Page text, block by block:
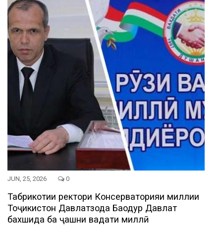
JUN, 25, 2026 0
Табрикотии ректори Консерваторияи миллии
Тоҷикистон Давлатзода Баҳодур Давлат
бахшида ба ҷашни ваҳдати миллӣ